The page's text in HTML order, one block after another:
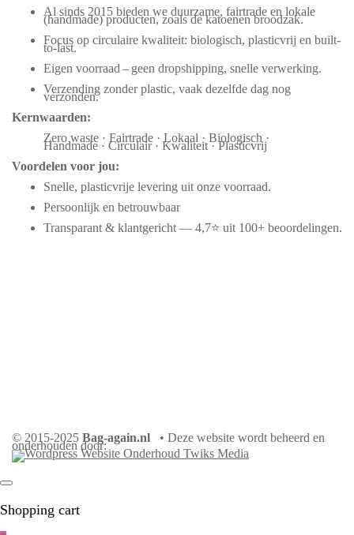
Al sinds 2015 bieden we duurzame, fairtrade en lokale
(handmade) producten, zoals de katoenen broodzak.
Focus op circulaire kwaliteit: biologisch, plasticvrij en built-
to-last.
Eigen voorraad – geen dropshipping, snelle verwerking.
Verzending zonder plastic, vaak dezelfde dag nog
verzonden.
Kernwaarden:
Zero waste · Fairtrade · Lokaal · Biologisch ·
Handmade · Circulair · Kwaliteit · Plasticvrij
Voordelen voor jou:
Snelle, plasticvrije levering uit onze voorraad.
Persoonlijk en betrouwbaar
Transparant & klantgericht — 4,7⭐ uit 100+ beoordelingen.
© 2015-2025 Bag-again.nl • Deze website wordt beheerd en
onderhouden door:
Shopping cart